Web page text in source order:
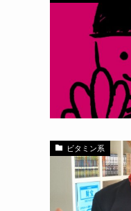
ビタミン系